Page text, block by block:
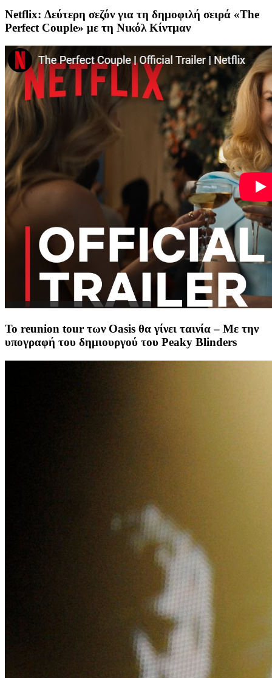
Netflix: Δεύτερη σεζόν για τη δημοφιλή σειρά «The
Perfect Couple» με τη Νικόλ Κίντμαν
Το reunion tour των Oasis θα γίνει ταινία – Με την
υπογραφή του δημιουργoύ του Peaky Blinders